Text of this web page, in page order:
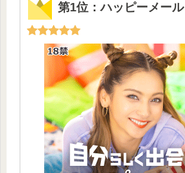
第1位：ハッピーメール